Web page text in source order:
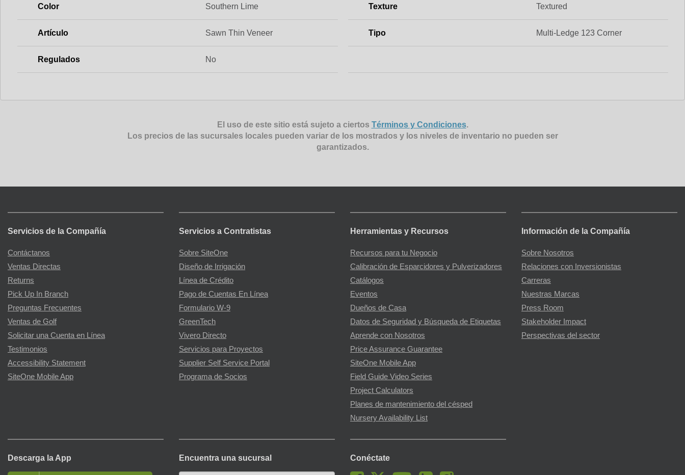
Color Southern Lime Texture Textured
Artículo Sawn Thin Veneer Tipo Multi-Ledge 123 Corner
Regulados No
El uso de este sitio está sujeto a ciertos Términos y Condiciones.
Los precios de las sucursales locales pueden variar de los mostrados y los niveles de inventario no pueden ser
garantizados.
Servicios de la Compañía
Contáctanos
Ventas Directas
Returns
Pick Up In Branch
Preguntas Frecuentes
Ventas de Golf
Solicitar una Cuenta en Línea
Testimonios
Accessibility Statement
SiteOne Mobile App
Servicios a Contratistas
Sobre SiteOne
Diseño de Irrigación
Línea de Crédito
Pago de Cuentas En Línea
Formulario W-9
GreenTech
Vivero Directo
Servicios para Proyectos
Supplier Self Service Portal
Programa de Socios
Herramientas y Recursos
Recursos para tu Negocio
Calibración de Esparcidores y Pulverizadores
Catálogos
Eventos
Dueños de Casa
Datos de Seguridad y Búsqueda de Etiquetas
Aprende con Nosotros
Price Assurance Guarantee
SiteOne Mobile App
Field Guide Video Series
Project Calculators
Planes de mantenimiento del césped
Nursery Availability List
Información de la Compañía
Sobre Nosotros
Relaciones con Inversionistas
Carreras
Nuestras Marcas
Press Room
Stakeholder Impact
Perspectivas del sector
Descarga la App Encuentra una sucursal Conéctate